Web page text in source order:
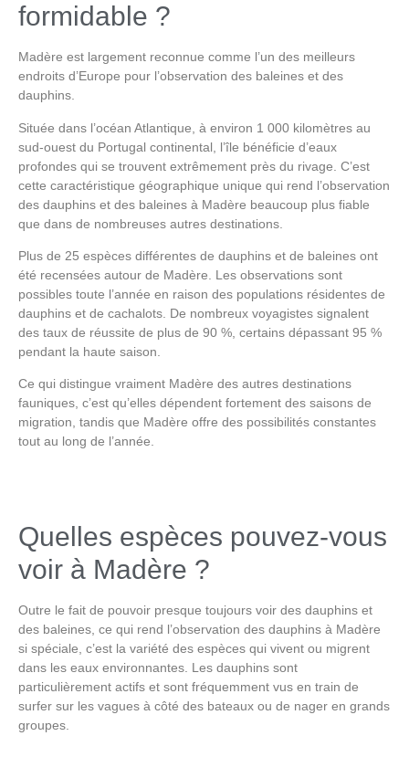
formidable ?
Madère est largement reconnue comme l’un des meilleurs
endroits d’Europe pour l’observation des baleines et des
dauphins.
Située dans l’océan Atlantique, à environ 1 000 kilomètres au
sud-ouest du Portugal continental, l’île bénéficie d’eaux
profondes qui se trouvent extrêmement près du rivage. C’est
cette caractéristique géographique unique qui rend l’observation
des dauphins et des baleines à Madère beaucoup plus fiable
que dans de nombreuses autres destinations.
Plus de 25 espèces différentes de dauphins et de baleines ont
été recensées autour de Madère. Les observations sont
possibles toute l’année en raison des populations résidentes de
dauphins et de cachalots. De nombreux voyagistes signalent
des taux de réussite de plus de 90 % certains dépassant 95 %
pendant la haute saison.
Ce qui distingue vraiment Madère des autres destinations
fauniques, c’est qu’elles dépendent fortement des saisons de
migration, tandis que Madère offre des possibilités constantes
tout au long de l’année.
Quelles espèces pouvez-vous
voir à Madère ?
Outre le fait de pouvoir presque toujours voir des dauphins et
des baleines, ce qui rend l’observation des dauphins à Madère
si spéciale, c’est la variété des espèces qui vivent ou migrent
dans les eaux environnantes. Les dauphins sont
particulièrement actifs et sont fréquemment vus en train de
surfer sur les vagues à côté des bateaux ou de nager en grands
groupes.